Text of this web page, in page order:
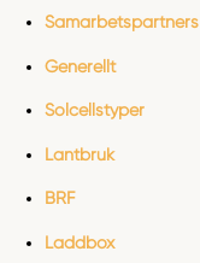
Samarbetspartners
Generellt
Solcellstyper
Lantbruk
BRF
Laddbox